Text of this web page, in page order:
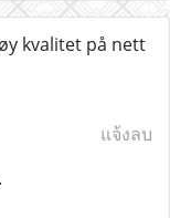
kvalitet på nett
แจ้งลบ